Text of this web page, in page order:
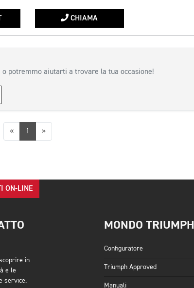
CHIAMA
potremmo aiutarti a trovare la tua occasione!
«Precedente
1 »Successiva
ON-LINE
in
e le
service.
MONDO TRIUMPH
Configuratore
Triumph Approved
Manuali